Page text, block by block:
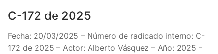
C-172 de 2025
Fecha: 20/03/2025 – Número de radicado interno: C-
172 de 2025 – Actor: Alberto Vásquez – Año: 2025 –